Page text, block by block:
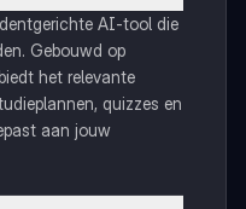
AI-tool die
Gebouwd op
het relevante
quizzes en
aan jouw